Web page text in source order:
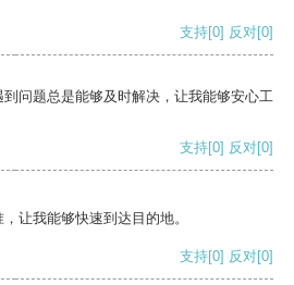
支持[0] 反对[0]
问题总是能够及时解决，让我能够安心工
支持[0] 反对[0]
让我能够快速到达目的地。
支持[0] 反对[0]